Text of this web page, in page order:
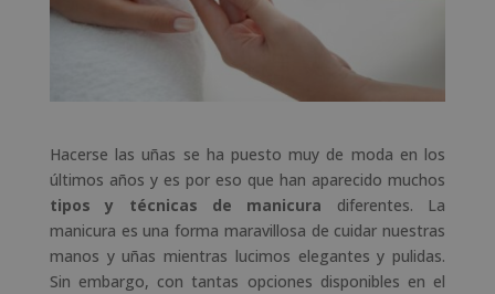
Hacerse las uñas se ha puesto muy de moda en los
últimos años y es por eso que han aparecido muchos
tipos y técnicas de manicura diferentes. La
manicura es una forma maravillosa de cuidar nuestras
manos y uñas mientras lucimos elegantes y pulidas.
Sin embargo, con tantas opciones disponibles en el